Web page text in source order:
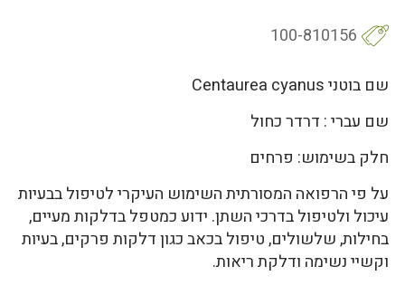
100-810156
שם בוטני Centaurea cyanus
שם עברי : דרדר כחול
חלק בשימוש: פרחים
על פי הרפואה המסורתית השימוש העיקרי לטיפול בבעיות
עיכול ולטיפול בדרכי השתן. ידוע כמטפל בדלקות מעיים,
בחילות, שלשולים, טיפול בכאב כגון דלקות פרקים, בעיות
וקשיי נשימה ודלקת ריאות.